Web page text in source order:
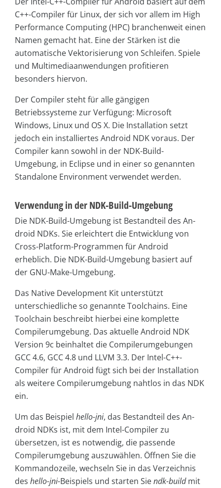
C++-Compiler für Linux, der sich vor allem im High
Performance Computing (HPC) branchenweit einen
Namen gemacht hat. Eine der Stärken ist die
automatische Vektorisierung von Schleifen. Spiele
und Multimediaanwendungen profitieren
besonders hiervon.
Der Compiler steht für alle gängigen
Betriebssysteme zur Verfügung: Microsoft
Windows, Linux und OS X. Die Installation setzt
jedoch ein installiertes Android NDK voraus. Der
Compiler kann sowohl in der NDK-Build-
Umgebung, in Eclipse und in einer so genannten
Standalone Environment verwendet werden.
Verwendung in der NDK-Build-Umgebung
Die NDK-Build-Umgebung ist Bestandteil des An­
droid NDKs. Sie erleichtert die Entwicklung von
Cross-Platform-Programmen für Android
erheblich. Die NDK-Build-Umgebung basiert auf
der GNU-Make-Umgebung.
Das Native Development Kit unterstützt
unterschiedliche so genannte Toolchains. Eine
Toolchain beschreibt hierbei eine komplette
Compilerumgebung. Das aktuelle Android NDK
Version 9c beinhaltet die Compilerumgebungen
GCC 4.6, GCC 4.8 und LLVM 3.3. Der Intel-C++-
Compiler für Android fügt sich bei der Installation
als weitere Compilerumgebung nahtlos in das NDK
ein.
Um das Beispiel hello-jni, das Bestandteil des An­
droid NDKs ist, mit dem Intel-Compiler zu
übersetzen, ist es notwendig, die passende
Compilerumgebung auszuwählen. Öffnen Sie die
Kommandozeile, wechseln Sie in das Verzeichnis
des hello-jni-Beispiels und starten Siendk-buildmit